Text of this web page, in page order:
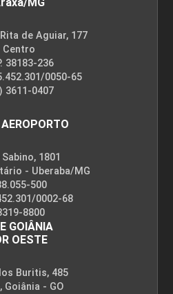
MG
de Aguiar, 177
Centro
38183-236
0050-65
3611-0407
1801
- Uberaba/MG
500
0002-68
8800
GOIÂNIA
OESTE
Buritis, 485
Goiânia - GO